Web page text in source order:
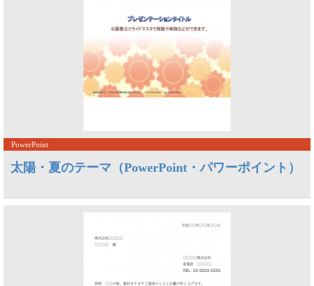
PowerPoint
太陽・夏のテーマ（PowerPoint・パワーポイント）